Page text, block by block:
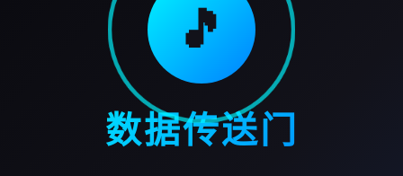
🎵
数据传送门